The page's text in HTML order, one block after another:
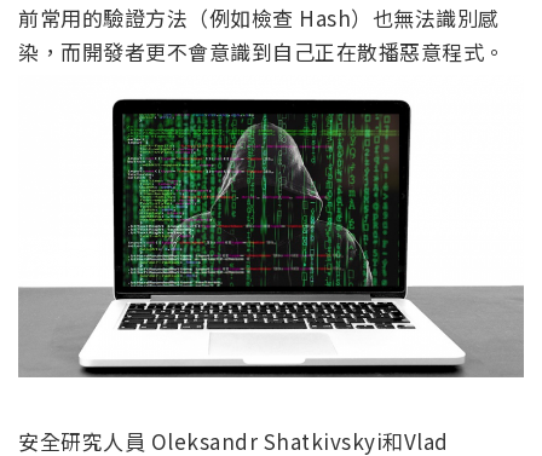
前常用的驗證方法（例如檢查 Hash）也無法識別感
染，而開發者更不會意識到自己正在散播惡意程式。
安全研究人員 Oleksandr Shatkivskyi和Vlad